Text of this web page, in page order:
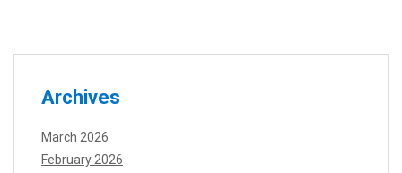
Archives
March 2026
February 2026